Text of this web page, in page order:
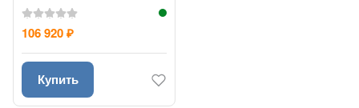
106 920₽
Купить